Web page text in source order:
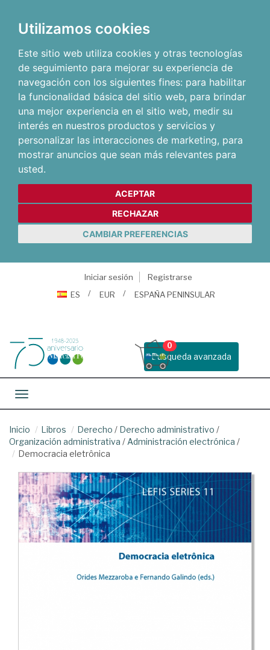
Utilizamos cookies
Este sitio web utiliza cookies y otras tecnologías
de seguimiento para mejorar su experiencia de
navegación con los siguientes fines: para habilitar
la funcionalidad básica del sitio web, para brindar
una mejor experiencia en el sitio web, medir su
interés en nuestros productos y servicios y
personalizar las interacciones de marketing, para
mostrar anuncios que sean más relevantes para
usted.
ACEPTAR
RECHAZAR
CAMBIAR PREFERENCIAS
Iniciar sesión
Registrarse
ES
EUR ESPAÑA PENINSULAR
Busqueda avanzada
0
Toggle navigation
Inicio Libros Derecho / Derecho administrativo /
Organización administrativa / Administración electrónica /
Democracia eletrônica